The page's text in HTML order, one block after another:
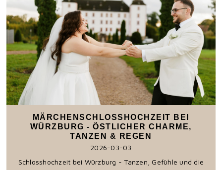
MÄRCHENSCHLOSSHOCHZEIT BEI
WÜRZBURG - ÖSTLICHER CHARME,
TANZEN & REGEN
2026-03-03
Schlosshochzeit bei Würzburg - Tanzen, Gefühle und die